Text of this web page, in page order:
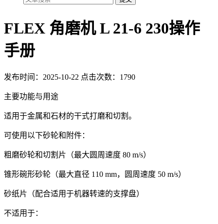
FLEX 角磨机 L 21-6 230操作
手册
发布时间：2025-10-22 点击次数：1790
主要功能与用途
适用于金属和石材的干式打磨和切割。
可使用以下砂轮和附件：
粗磨砂轮和切割片（最大圆周速度 80 m/s）
锥形碗形砂轮（最大直径 110 mm，圆周速度 50 m/s）
砂纸片（配合适用于机器转速的支撑盘）
不适用于：